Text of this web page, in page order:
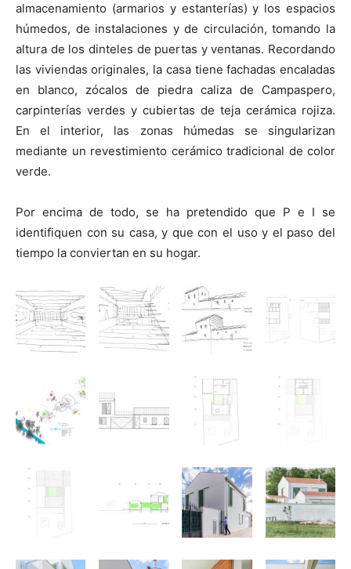
almacenamiento (armarios y estanterías) y los espacios
húmedos, de instalaciones y de circulación, tomando la
altura de los dinteles de puertas y ventanas. Recordando
las viviendas originales, la casa tiene fachadas encaladas
en blanco, zócalos de piedra caliza de Campaspero,
carpinterías verdes y cubiertas de teja cerámica rojiza.
En el interior, las zonas húmedas se singularizan
mediante un revestimiento cerámico tradicional de color
verde.
Por encima de todo, se ha pretendido que P e I se
identifiquen con su casa, y que con el uso y el paso del
tiempo la conviertan en su hogar.